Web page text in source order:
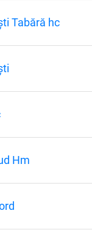
Tabără hc
Hm